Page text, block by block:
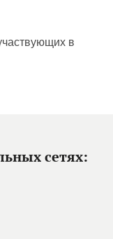
в
сетях: